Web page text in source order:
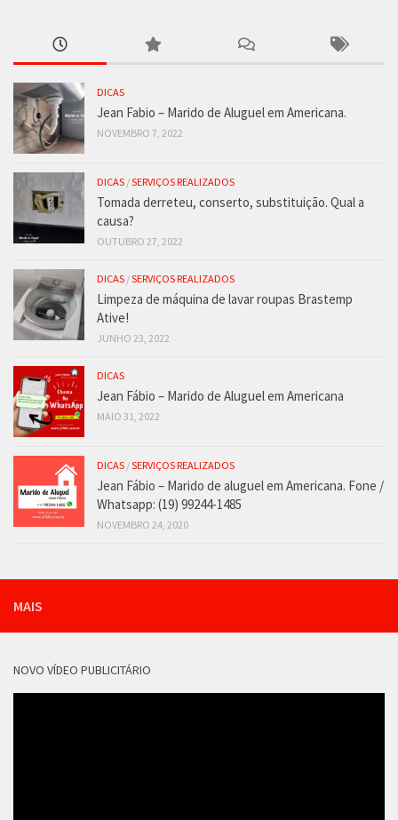
DICAS
Jean Fabio – Marido de Aluguel em Americana.
NOVEMBRO 7, 2022
DICAS /SERVIÇOS REALIZADOS
Tomada derreteu, conserto, substituição. Qual a
causa?
OUTUBRO 27, 2022
DICAS /SERVIÇOS REALIZADOS
Limpeza de máquina de lavar roupas Brastemp
Ative!
JUNHO 23, 2022
DICAS
Jean Fábio – Marido de Aluguel em Americana
MAIO 31, 2022
DICAS /SERVIÇOS REALIZADOS
Jean Fábio – Marido de aluguel em Americana. Fone /
Whatsapp: (19) 99244-1485
NOVEMBRO 24, 2020
MAIS
NOVO VÍDEO PUBLICITÁRIO